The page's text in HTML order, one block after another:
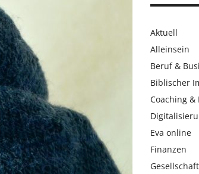
Aktuell
Alleinsein
Beruf &
Biblischer
Coaching
Eva online
Finanzen
Gesellschaft